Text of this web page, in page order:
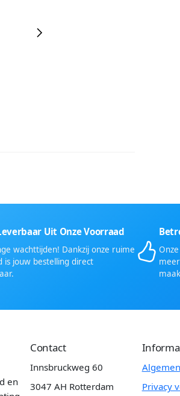
Uit Onze Voorraad
wachttijden! Dankzij onze ruime
is jouw bestelling direct
en
Contact
Innsbruckweg 60
3047 AH Rotterdam
Privacy